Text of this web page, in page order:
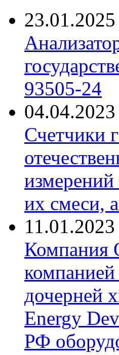
23.01.2025
93505-24
04.04.2023
Счетчики
измерений
их смеси,
11.01.2023
Компания
дочерней
Energy
РФ